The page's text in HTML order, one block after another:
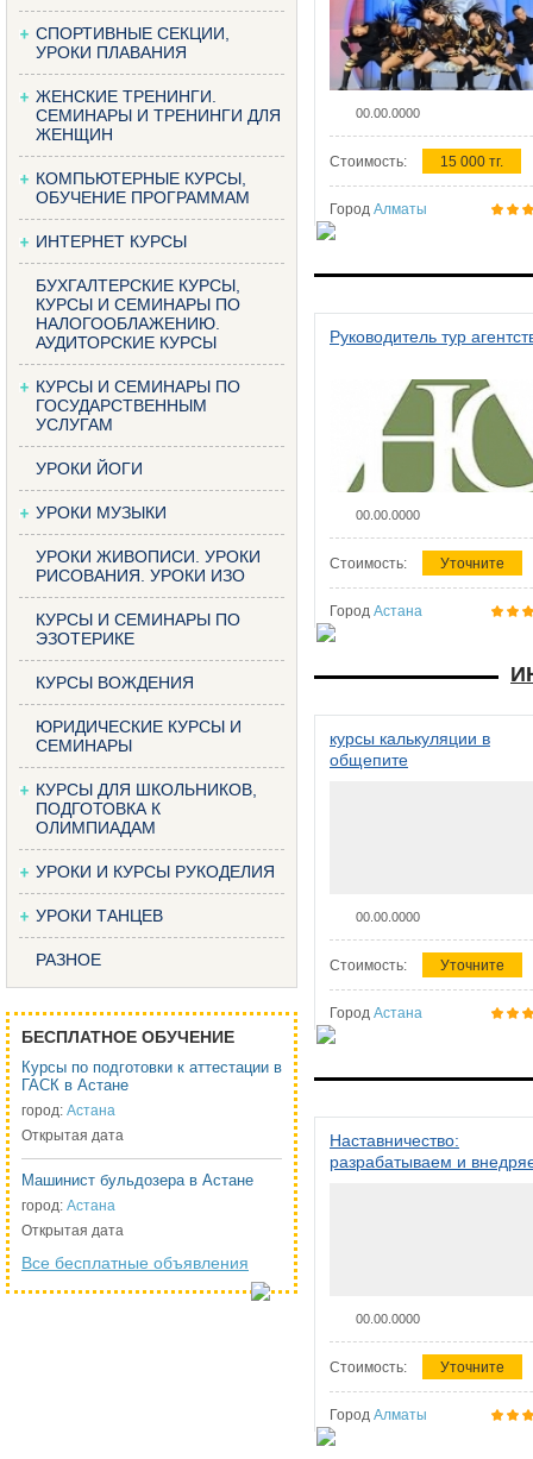
СПОРТИВНЫЕ СЕКЦИИ,
УРОКИ ПЛАВАНИЯ
ЖЕНСКИЕ ТРЕНИНГИ.
СЕМИНАРЫ И ТРЕНИНГИ ДЛЯ
ЖЕНЩИН
КОМПЬЮТЕРНЫЕ КУРСЫ,
ОБУЧЕНИЕ ПРОГРАММАМ
ИНТЕРНЕТ КУРСЫ
БУХГАЛТЕРСКИЕ КУРСЫ,
КУРСЫ И СЕМИНАРЫ ПО
НАЛОГООБЛАЖЕНИЮ.
АУДИТОРСКИЕ КУРСЫ
КУРСЫ И СЕМИНАРЫ ПО
ГОСУДАРСТВЕННЫМ
УСЛУГАМ
УРОКИ ЙОГИ
УРОКИ МУЗЫКИ
УРОКИ ЖИВОПИСИ. УРОКИ
РИСОВАНИЯ. УРОКИ ИЗО
КУРСЫ И СЕМИНАРЫ ПО
ЭЗОТЕРИКЕ
КУРСЫ ВОЖДЕНИЯ
ЮРИДИЧЕСКИЕ КУРСЫ И
СЕМИНАРЫ
КУРСЫ ДЛЯ ШКОЛЬНИКОВ,
ПОДГОТОВКА К
ОЛИМПИАДАМ
УРОКИ И КУРСЫ РУКОДЕЛИЯ
УРОКИ ТАНЦЕВ
РАЗНОЕ
БЕСПЛАТНОЕ ОБУЧЕНИЕ
Курсы по подготовки к аттестации в
ГАСК в Астане
город: Астана
Открытая дата
Машинист бульдозера в Астане
город: Астана
Открытая дата
Все бесплатные объявления
00.00.0000
Стоимость: 15 000 тг.
Город Алматы
Руководитель тур
00.00.0000
Стоимость: Уточните
Город Астана
курсы калькуляции в
общепите
00.00.0000
Стоимость: Уточните
Город Астана
Наставничество:
разрабатываем и
00.00.0000
Стоимость: Уточните
Город Алматы